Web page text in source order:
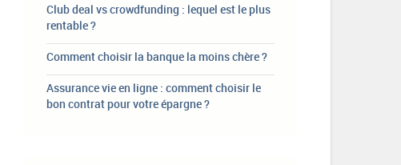
Club deal vs crowdfunding : lequel est le plus
rentable ?
Comment choisir la banque la moins chère ?
Assurance vie en ligne : comment choisir le
bon contrat pour votre épargne ?